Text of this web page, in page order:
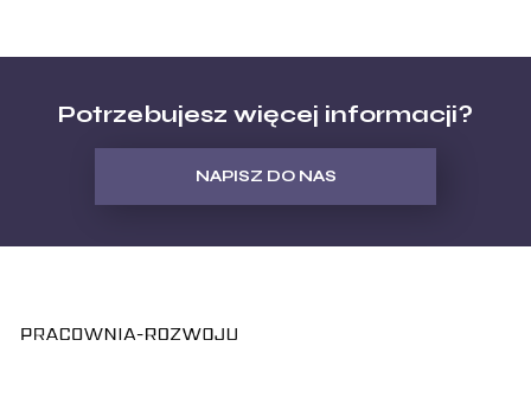
Potrzebujesz więcej informacji?
NAPISZ DO NAS